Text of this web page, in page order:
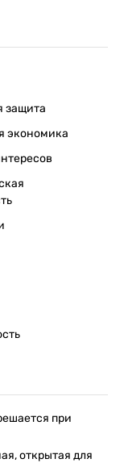
защита
экономика
при
открытая для